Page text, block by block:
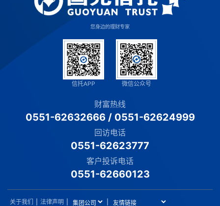
您身边的理财专家
信托APP 微信公众号
财富热线
0551-62632666/ 0551-62624999
回访电话
0551-62623777
客户投诉电话
0551-62660123
关于我们 法律声明